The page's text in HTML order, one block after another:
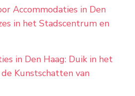
Accommodaties in Den
in het Stadscentrum en
in Den Haag: Duik in het
Kunstschatten van